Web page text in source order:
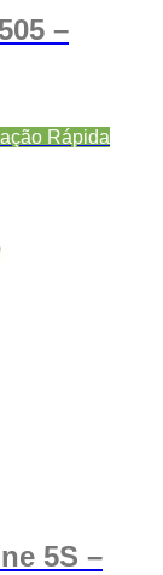
–
Rápida
5S –